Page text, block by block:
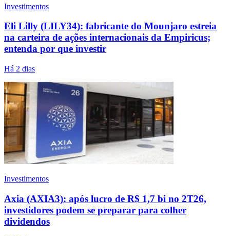
Investimentos
Eli Lilly (LILY34): fabricante do Mounjaro estreia
na carteira de ações internacionais da Empiricus;
entenda por que investir
Há 2 dias
Investimentos
Axia (AXIA3): após lucro de R$ 1,7 bi no 2T26,
investidores podem se preparar para colher
dividendos